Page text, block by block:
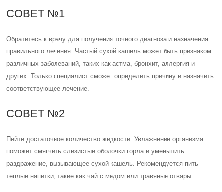
СОВЕТ №1
Обратитесь к врачу для получения точного диагноза и назначения
правильного лечения. Частый сухой кашель может быть признаком
различных заболеваний, таких как астма, бронхит, аллергия и
других. Только специалист сможет определить причину и назначить
соответствующее лечение.
СОВЕТ №2
Пейте достаточное количество жидкости. Увлажнение организма
поможет смягчить слизистые оболочки горла и уменьшить
раздражение, вызывающее сухой кашель. Рекомендуется пить
теплые напитки, такие как чай с медом или травяные отвары.